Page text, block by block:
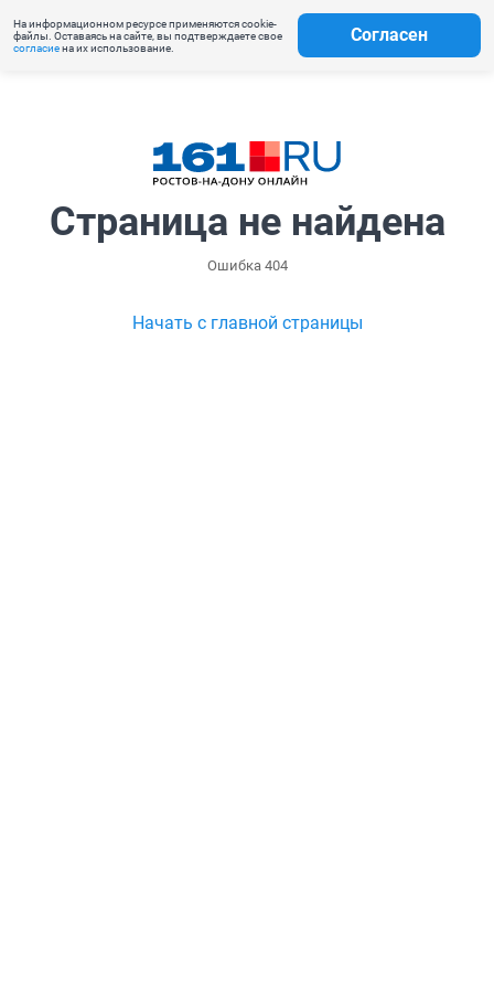
На информационном ресурсе применяются cookie-
файлы. Оставаясь на сайте, вы подтверждаете свое
согласиена их использование.
Согласен
Страница не найдена
Ошибка 404
Начать с главной страницы